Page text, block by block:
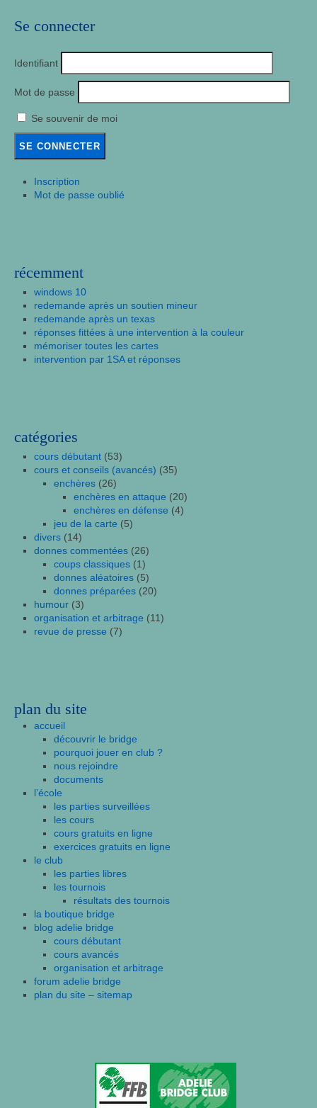
Se connecter
Identifiant
Mot de passe
Se souvenir de moi
Inscription
Mot de passe oublié
récemment
windows 10
redemande après un soutien mineur
redemande après un texas
réponses fittées à une intervention à la couleur
mémoriser toutes les cartes
intervention par 1SA et réponses
catégories
cours débutant (53)
cours et conseils (avancés) (35)
enchères (26)
enchères en attaque (20)
enchères en défense (4)
jeu de la carte (5)
divers (14)
donnes commentées (26)
coups classiques (1)
donnes aléatoires (5)
donnes préparées (20)
humour (3)
organisation et arbitrage (11)
revue de presse (7)
plan du site
accueil
découvrir le bridge
pourquoi jouer en club ?
nous rejoindre
documents
l’école
les parties surveillées
les cours
cours gratuits en ligne
exercices gratuits en ligne
le club
les parties libres
les tournois
résultats des tournois
la boutique bridge
blog adelie bridge
cours débutant
cours avancés
organisation et arbitrage
forum adelie bridge
plan du site – sitemap